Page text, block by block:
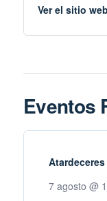
Ver el sitio
Eventos
7 agosto @